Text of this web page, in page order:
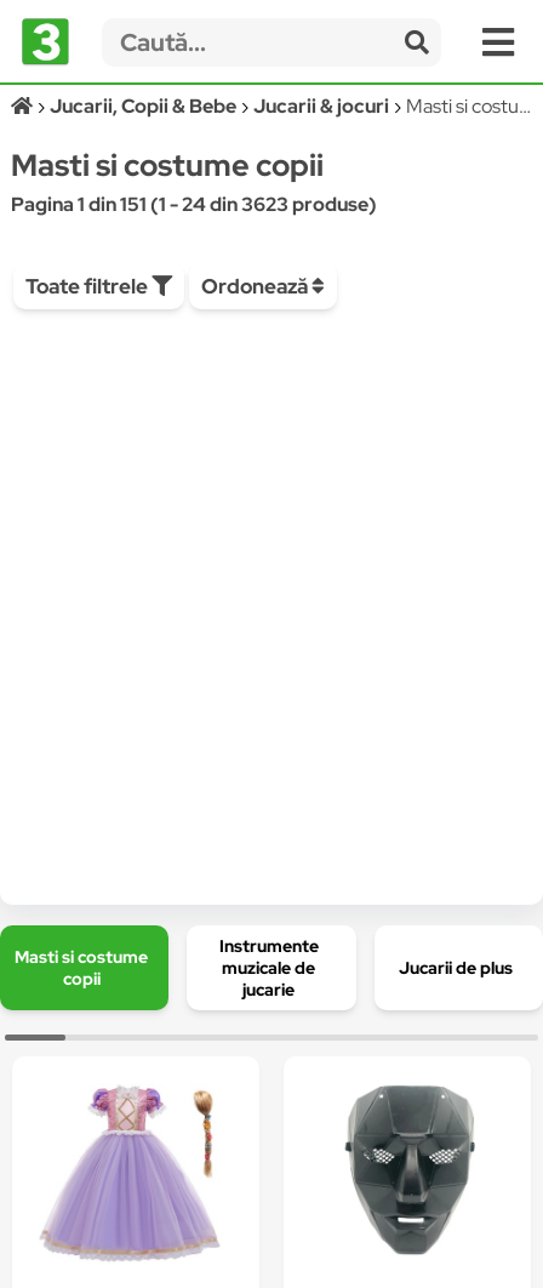
Jucarii, Copii & Bebe Jucarii & jocuri Masti si costume copii
Masti si costume copii
Pagina 1 din 151 (1 - 24 din 3623 produse)
Toate filtrele Ordonează
Masti si costume
copii
Instrumente
muzicale de
jucarie
Jucarii de plus